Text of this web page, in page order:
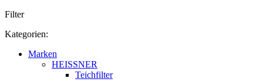
Filter
Kategorien:
Marken
HEISSNER
Teichfilter